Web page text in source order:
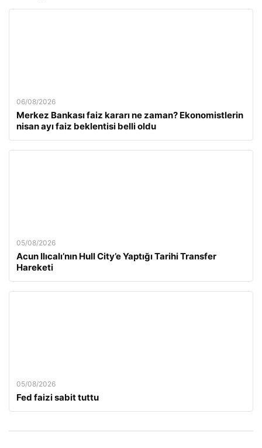
06/08/2026
Merkez Bankası faiz kararı ne zaman? Ekonomistlerin
nisan ayı faiz beklentisi belli oldu
05/08/2026
Acun Ilıcalı’nın Hull City’e Yaptığı Tarihi Transfer
Hareketi
05/08/2026
Fed faizi sabit tuttu